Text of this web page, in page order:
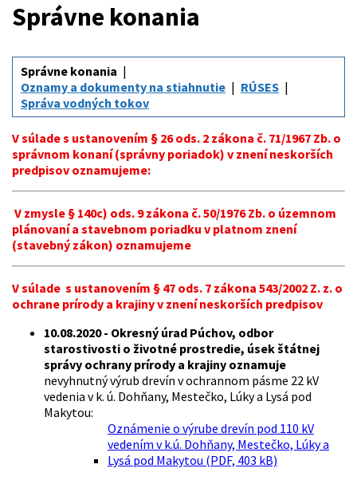
Správne konania
Správne konania
Oznamy a dokumenty na stiahnutie
RÚSES
Správa vodných tokov
V súlade s ustanovením § 26 ods. 2 zákona č. 71/1967 Zb. o
správnom konaní (správny poriadok) v znení neskorších
predpisov oznamujeme:
V zmysle § 140c) ods. 9 zákona č. 50/1976 Zb. o územnom
plánovaní a stavebnom poriadku v platnom znení
(stavebný zákon) oznamujeme
V súlade s ustanovením § 47 ods. 7 zákona 543/2002 Z. z. o
ochrane prírody a krajiny v znení neskorších predpisov
10.08.2020 - Okresný úrad Púchov, odbor
starostivosti o životné prostredie, úsek štátnej
správy ochrany prírody a krajiny oznamuje
nevyhnutný výrub drevín v ochrannom pásme 22 kV
vedenia v k. ú. Dohňany, Mestečko, Lúky a Lysá pod
Makytou:
Oznámenie o výrube drevín pod 110 kV
vedením v k.ú. Dohňany, Mestečko, Lúky a
Lysá pod Makytou (PDF, 403 kB)